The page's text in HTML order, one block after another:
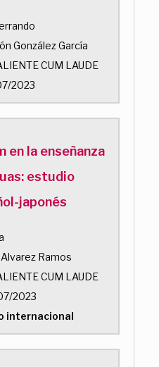
González García
CUM LAUDE
2023
en la enseñanza
estudio
japonés
Ramos
CUM LAUDE
2023
internacional